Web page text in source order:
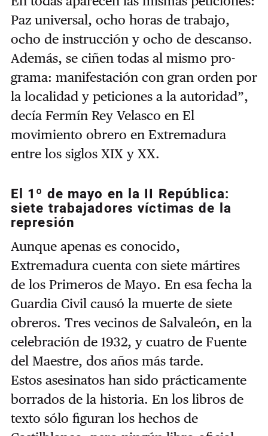
Paz universal, ocho horas de tra­bajo,
ocho de instrucción y ocho de descanso.
Además, se ciñen todas al mismo pro­
grama: manifestación con gran orden por
la localidad y peticiones a la autoridad”,
decía Fermín Rey Velasco en El
movimiento obrero en Extremadura
entre los siglos XIX y XX.
El 1º de mayo en la II República:
siete trabajadores víctimas de la
represión
Aunque apenas es conocido,
Extremadura cuenta con siete mártires
de los Primeros de Mayo. En esa fecha la
Guardia Civil causó la muerte de siete
obreros. Tres vecinos de Salvaleón, en la
celebración de 1932, y cuatro de Fuente
del Maestre, dos años más tarde.
Estos asesinatos han sido prácticamente
borrados de la historia. En los libros de
texto sólo figuran los hechos de